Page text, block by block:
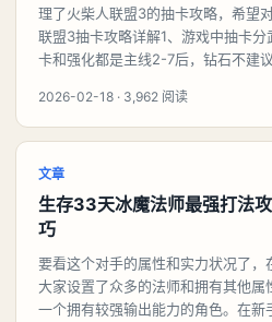
理了火柴人联盟3的抽卡攻略，希望
联盟3抽卡攻略详解1、游戏中抽卡
卡和强化都是主线2-7后，钻石不建
2026-02-18 · 3,962 阅读
文章
生存33天冰魔法师最强打法
巧
要看这个对手的属性和实力状况了
大家设置了众多的法师和拥有其他
一个拥有较强输出能力的角色。在新